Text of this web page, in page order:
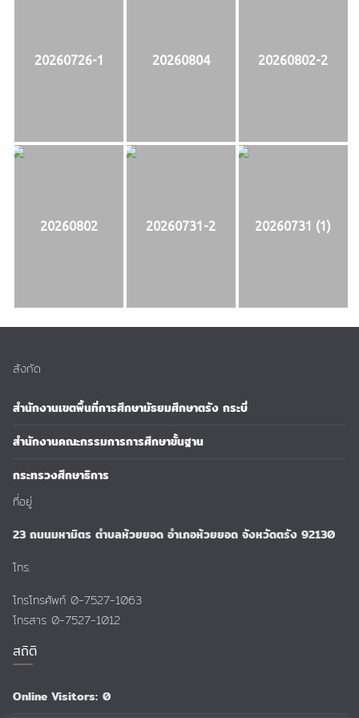
20260726-1 20260804 20260802-2
20260802 20260731-2 20260731 (1)
สังกัด
สำนักงานเขตพื้นที่การศึกษามัธยมศึกษาตรัง กระบี่
สำนักงานคณะกรรมการการศึกษาขั้นฐาน
กระทรวงศึกษาธิการ
ที่อยู่
23 ถนนมหามิตร ตำบลห้วยยอด อำเภอห้วยยอด จังหวัดตรัง 92130
โทร.
โทรโทรศัพท์ 0-7527-1063
โทรสาร 0-7527-1012
สถิติ
Online Visitors: 0